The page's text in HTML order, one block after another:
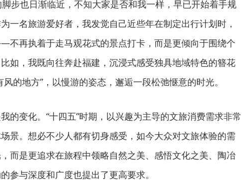
步也日渐临近，不知大家是否和我一样，早已开始着手规
一名旅游爱好者，我发觉自己近些年在制定出行计划时，
不再执着于走马观花式的景点打卡，而是更倾向于围绕个
如，我既向往奔赴福建，沉浸式感受独具地域特色的簪花
的地方”，以慢游的姿态，邂逅一段松弛惬意的时光。
的变化。“十四五”时期，以兴趣为主导的文旅消费需求非常
景。想必不少人都有切身感受，如今大众对文旅体验的需
而是更追求在旅程中领略自然之美、感悟文化之美、陶冶
参与深度和广度也提出了更高要求。